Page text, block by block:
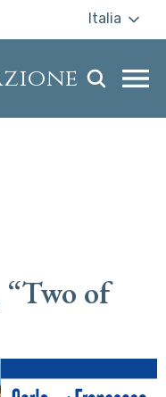
Italia
“Two of